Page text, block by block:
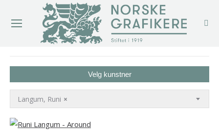
Velg kunstner
×
Langum, Runi